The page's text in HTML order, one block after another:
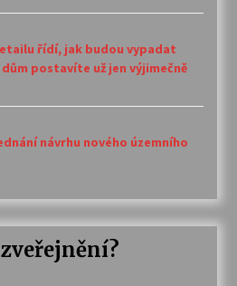
řídí, jak budou vypadat
postavíte už jen výjimečně
návrhu nového územního